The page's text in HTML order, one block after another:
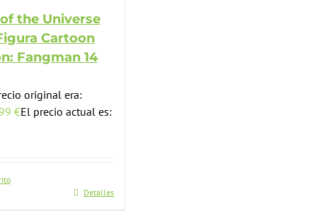
the Universe
Cartoon
Fangman 14
original era:
€El precio actual es:
Detalles